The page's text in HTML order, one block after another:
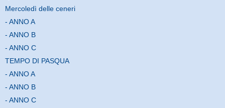
Mercoledì delle ceneri
- ANNO A
- ANNO B
- ANNO C
TEMPO DI PASQUA
- ANNO A
- ANNO B
- ANNO C